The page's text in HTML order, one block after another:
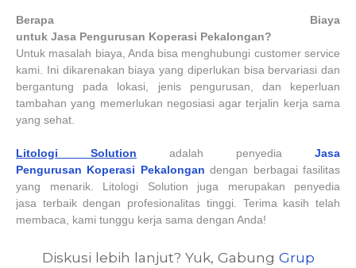
Berapa Biaya
untuk Jasa Pengurusan Koperasi Pekalongan?
Untuk masalah biaya, Anda bisa menghubungi customer service
kami. Ini dikarenakan biaya yang diperlukan bisa bervariasi dan
bergantung pada lokasi, jenis pengurusan, dan keperluan
tambahan yang memerlukan negosiasi agar terjalin kerja sama
yang sehat.
Litologi Solution adalah penyedia Jasa
Pengurusan Koperasi Pekalongan dengan berbagai fasilitas
yang menarik. Litologi Solution juga merupakan penyedia
jasa terbaik dengan profesionalitas tinggi. Terima kasih telah
membaca, kami tunggu kerja sama dengan Anda!
Diskusi lebih lanjut? Yuk, Gabung Grup